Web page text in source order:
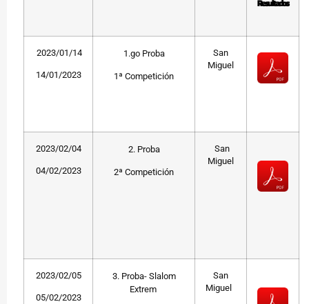
Resultados
2023/01/14
14/01/2023
1.go Proba
1ª Competición
San
Miguel
2023/02/04
04/02/2023
2. Proba
2ª Competición
San
Miguel
2023/02/05
05/02/2023
3. Proba- Slalom
Extrem
San
Miguel